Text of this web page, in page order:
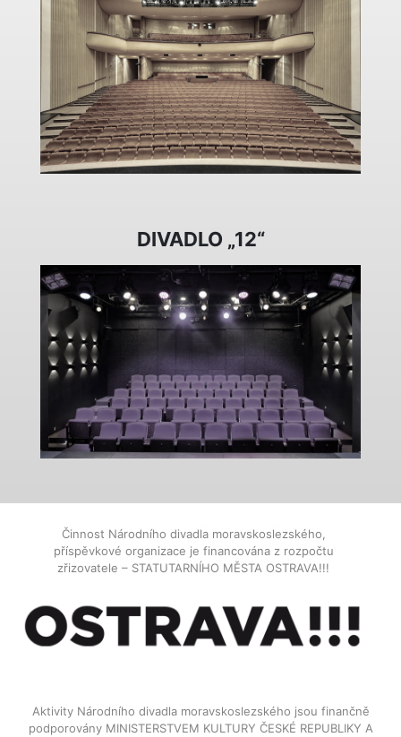
DIVADLO „12“
Činnost Národního divadla moravskoslezského,
příspěvkové organizace je financována z rozpočtu
zřizovatele – STATUTARNÍHO MĚSTA OSTRAVA!!!
Aktivity Národního divadla moravskoslezského jsou finančně
podporovány MINISTERSTVEM KULTURY ČESKÉ REPUBLIKY A